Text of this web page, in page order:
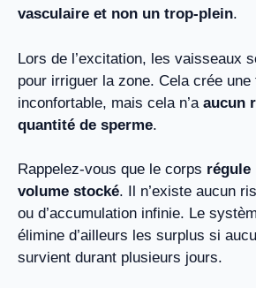
vasculaire et non un trop-plein.
Lors de l’excitation, les vaisseaux
pour irriguer la zone. Cela crée une
inconfortable, mais cela n’a aucun
quantité de sperme.
Rappelez-vous que le corps régule
volume stocké. Il n’existe aucun
ou d’accumulation infinie. Le
élimine d’ailleurs les surplus si
survient durant plusieurs jours.